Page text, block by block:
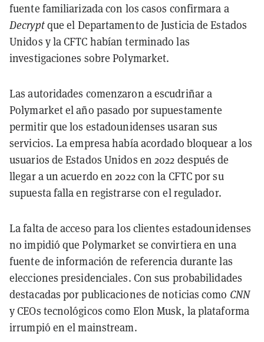
fuente familiarizada con los casos confirmara a
Decryptque el Departamento de Justicia de Estados
Unidos y la CFTC habían terminado las
investigaciones sobre Polymarket.
Las autoridades comenzaron a escudriñar a
Polymarket el año pasado por supuestamente
permitir que los estadounidenses usaran sus
servicios. La empresa había acordado bloquear a los
usuarios de Estados Unidos en 2022 después de
llegar a un acuerdo en 2022 con la CFTC por su
supuesta falla en registrarse con el regulador.
La falta de acceso para los clientes estadounidenses
no impidió que Polymarket se convirtiera en una
fuente de información de referencia durante las
elecciones presidenciales. Con sus probabilidades
destacadas por publicaciones de noticias como CNN
y CEOs tecnológicos como Elon Musk, la plataforma
irrumpió en el mainstream.